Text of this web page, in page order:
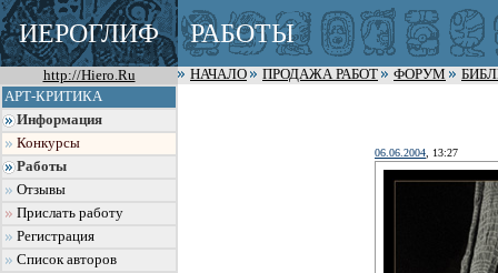
ИЕРОГЛИФ РАБОТЫ
http://Hiero.Ru НАЧАЛО ПРОДАЖА РАБОТ ФОРУМ
АРТ-КРИТИКА
Информация
Конкурсы
Работы
Отзывы
Прислать работу
Регистрация
Список авторов
06.06.2004 , 13:27